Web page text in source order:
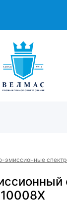
эмиссионные